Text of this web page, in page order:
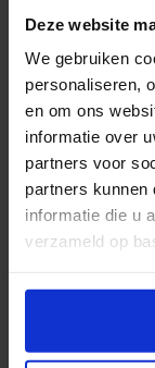
Deze website
We gebruiken
personaliseren,
en om ons
informatie over
partners voor
partners kunnen
informatie die u
verzameld op
Wil je meer
https://
niet alleen dat.
dat de